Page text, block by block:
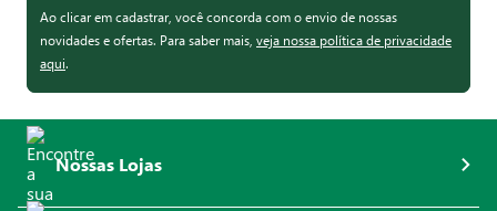
Ao clicar em cadastrar, você concorda com o envio de nossas
novidades e ofertas. Para saber mais, veja nossa política de privacidade
aqui.
Nossas Lojas